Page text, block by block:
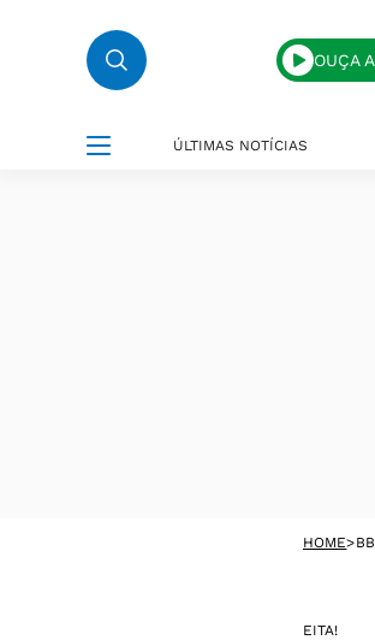
OUÇA
ÚLTIMAS NOTÍCIAS
HOME>
EITA!